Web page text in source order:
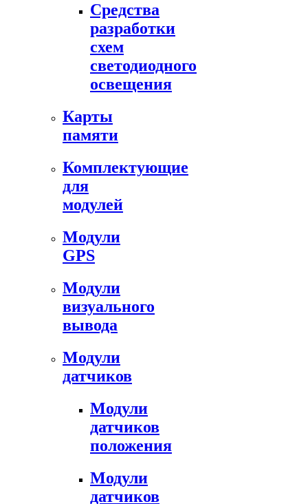
Средства
разработки
схем
светодиодного
освещения
Карты
памяти
Комплектующие
для
модулей
Модули
GPS
Модули
визуального
вывода
Модули
датчиков
Модули
датчиков
положения
Модули
датчиков